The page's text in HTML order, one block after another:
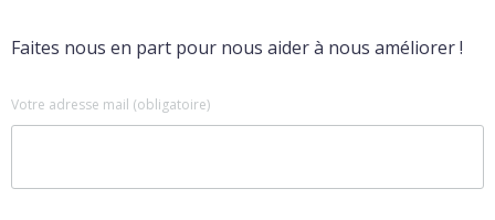
Faites nous en part pour nous aider à nous améliorer !
Votre adresse mail (obligatoire)